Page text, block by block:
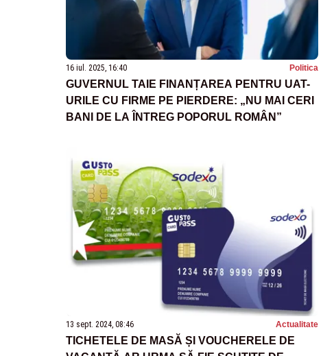
16 iul. 2025, 16:40 Politica
GUVERNUL TAIE FINANȚAREA PENTRU UAT-
URILE CU FIRME PE PIERDERE: „NU MAI CERI
BANI DE LA ÎNTREG POPORUL ROMÂN”
13 sept. 2024, 08:46 Actualitate
TICHETELE DE MASĂ ȘI VOUCHERELE DE